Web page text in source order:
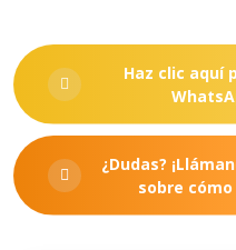
Haz clic aquí
¿Dudas?
sobre